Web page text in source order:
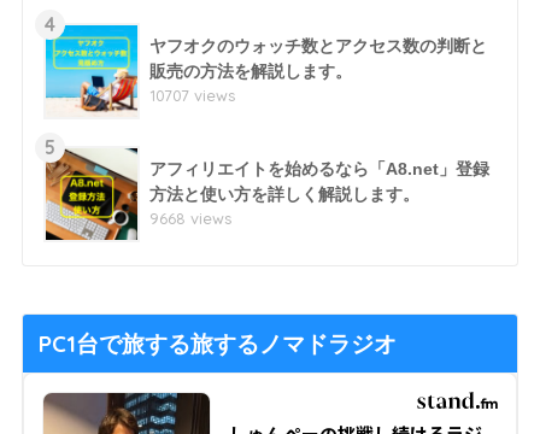
4
ヤフオクのウォッチ数とアクセス数の判断と
販売の方法を解説します。
10707 views
5
アフィリエイトを始めるなら「A8.net」登録
方法と使い方を詳しく解説します。
9668 views
PC1台で旅する旅するノマドラジオ